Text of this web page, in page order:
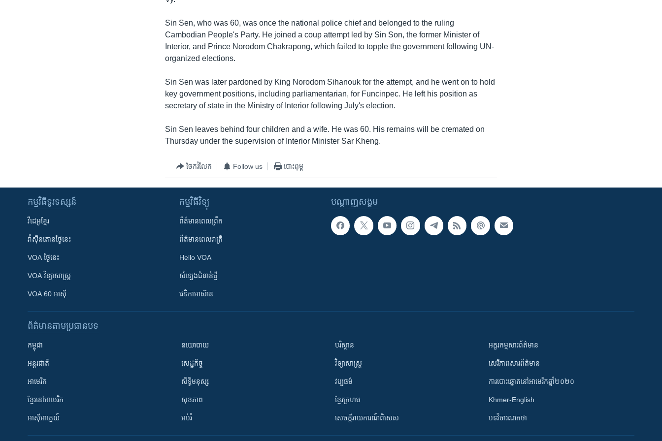
Sin Sen, who was 60, was once the national police chief and belonged to the ruling
Cambodian People's Party. He joined a coup attempt led by Sin Son, the former Minister of
Interior, and Prince Norodom Chakrapong, which failed to topple the government following UN-
organized elections.
Sin Sen was later pardoned by King Norodom Sihanouk for the attempt, and he went on to hold
key government positions, including parliamentarian, for Funcinpec. He left his position as
secretary of state in the Ministry of Interior following July's election.
Sin Sen leaves behind four children and a wife. He was 60. His remains will be cremated on
Thursday under the supervision of Interior Minister Sar Kheng.
ចែករំលែក Follow us បោះពុម្ព
បណ្តាញ​សង្គម
កម្មវិធី​ទូរទស្សន៍
វីដេអូ​ខ្មែរ
វ៉ាស៊ីនតោន​ថ្ងៃ​នេះ
VOA ថ្ងៃនេះ
VOA ​វិទ្យាសាស្ត្រ
VOA 60 អាស៊ី
កម្មវិធី​វិទ្យុ
ព័ត៌មាន​ពេល​ព្រឹក
ព័ត៌មាន​​ពេល​រាត្រី
Hello VOA
សំឡេង​ជំនាន់​ថ្មី
វេទិកា​អាស៊ាន
ព័ត៌មាន​តាមប្រធានបទ​
កម្ពុជា
អន្តរជាតិ
អាមេរិក
ខ្មែរ​នៅអាមេរិក
អាស៊ីអាគ្នេយ៍
នយោបាយ
សេដ្ឋកិច្ច
សិទ្ធិមនុស្ស
សុខភាព
អប់រំ
បរិស្ថាន
វិទ្យាសាស្រ្ត
វប្បធម៌
ខ្មែរក្រហម
សេចក្តីរាយការណ៍ពិសេស
អក្ខរកម្មសារព័ត៌មាន
សេរីភាពសារព័ត៌មាន
ការបោះឆ្នោតនៅអាមេរិកឆ្នាំ២០២០
Khmer-English
បទវិចារណកថា